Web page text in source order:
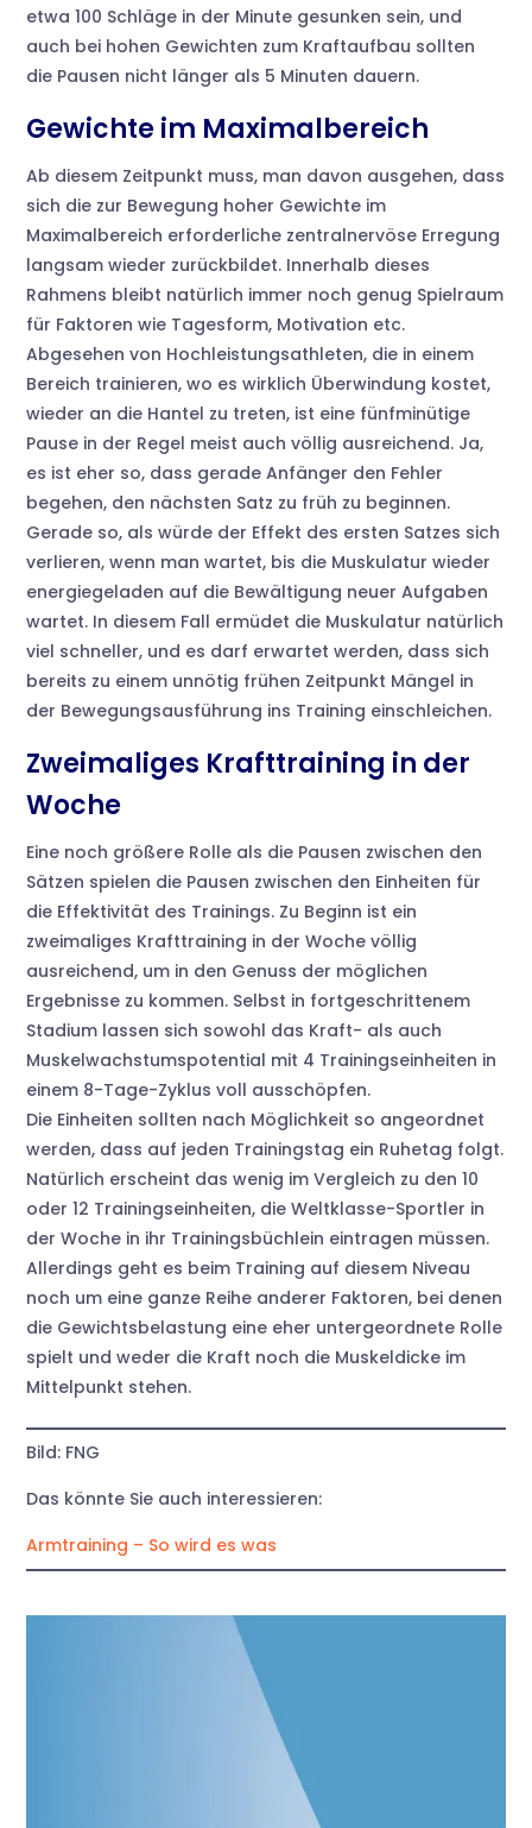
etwa 100 Schläge in der Minute gesunken sein, und
auch bei hohen Gewichten zum Kraftaufbau sollten
die Pausen nicht länger als 5 Minuten dauern.
Gewichte im Maximalbereich
Ab diesem Zeitpunkt muss, man davon ausgehen, dass
sich die zur Bewegung hoher Gewichte im
Maximalbereich erforderliche zentralnervöse Erregung
langsam wieder zurückbildet. Innerhalb dieses
Rahmens bleibt natürlich immer noch genug Spielraum
für Faktoren wie Tagesform, Motivation etc.
Abgesehen von Hochleistungsathleten, die in einem
Bereich trainieren, wo es wirklich Überwindung kostet,
wieder an die Hantel zu treten, ist eine fünfminütige
Pause in der Regel meist auch völlig ausreichend. Ja,
es ist eher so, dass gerade Anfänger den Fehler
begehen, den nächsten Satz zu früh zu beginnen.
Gerade so, als würde der Effekt des ersten Satzes sich
verlieren, wenn man wartet, bis die Muskulatur wieder
energiegeladen auf die Bewältigung neuer Aufgaben
wartet. In diesem Fall ermüdet die Muskulatur natürlich
viel schneller, und es darf erwartet werden, dass sich
bereits zu einem unnötig frühen Zeitpunkt Mängel in
der Bewegungsausführung ins Training einschleichen.
Zweimaliges Krafttraining in der
Woche
Eine noch größere Rolle als die Pausen zwischen den
Sätzen spielen die Pausen zwischen den Einheiten für
die Effektivität des Trainings. Zu Beginn ist ein
zweimaliges Krafttraining in der Woche völlig
ausreichend, um in den Genuss der möglichen
Ergebnisse zu kommen. Selbst in fortgeschrittenem
Stadium lassen sich sowohl das Kraft- als auch
Muskelwachstumspotential mit 4 Trainingseinheiten in
einem 8-Tage-Zyklus voll ausschöpfen.
Die Einheiten sollten nach Möglichkeit so angeordnet
werden, dass auf jeden Trainingstag ein Ruhetag folgt.
Natürlich erscheint das wenig im Vergleich zu den 10
oder 12 Trainingseinheiten, die Weltklasse-Sportler in
der Woche in ihr Trainingsbüchlein eintragen müssen.
Allerdings geht es beim Training auf diesem Niveau
noch um eine ganze Reihe anderer Faktoren, bei denen
die Gewichtsbelastung eine eher untergeordnete Rolle
spielt und weder die Kraft noch die Muskeldicke im
Mittelpunkt stehen.
Bild: FNG
Das könnte Sie auch interessieren:
Armtraining – So wird es was